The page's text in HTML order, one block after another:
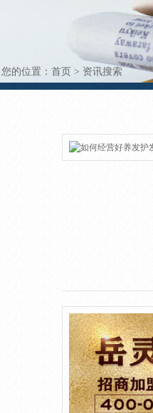
您的位置： 首页 > 资讯搜索